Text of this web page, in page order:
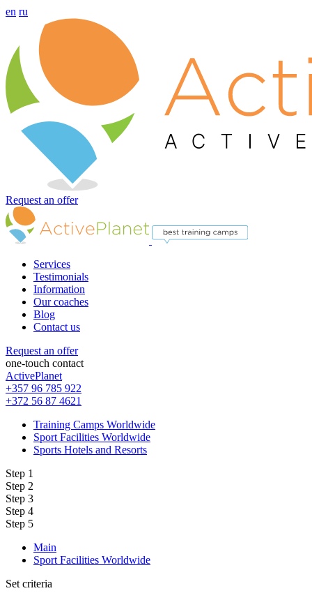
en ru
Request an offer
Services
Testimonials
Information
Our coaches
Blog
Contact us
Request an offer
one-touch contact
ActivePlanet
+357 96 785 922
+372 56 87 4621
Training Camps Worldwide
Sport Facilities Worldwide
Sports Hotels and Resorts
Step 1
Step 2
Step 3
Step 4
Step 5
Main
Sport Facilities Worldwide
Set criteria